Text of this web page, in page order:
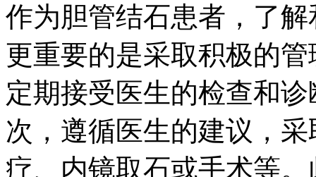
作为胆管结石患者，了
更重要的是采取积极的
定期接受医生的检查和
次，遵循医生的建议，
疗、内镜取石或手术等